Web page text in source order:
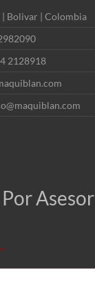
| Bolivar | Colombia
2128918
Asesor
*